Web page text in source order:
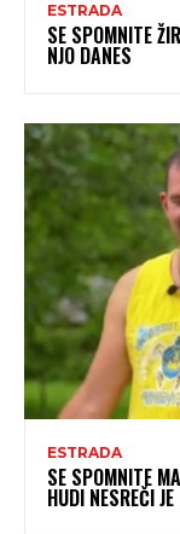
ESTRADA
SE SPOMNITE
NJO DANES
ESTRADA
SE SPOMNITE
HUDI NESREČI